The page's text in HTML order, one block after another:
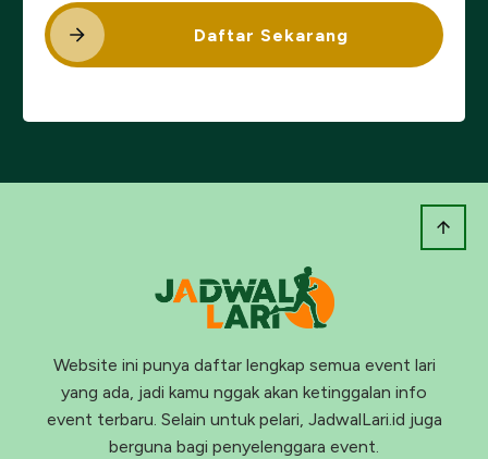
Daftar Sekarang
Website ini punya daftar lengkap semua event lari
yang ada, jadi kamu nggak akan ketinggalan info
event terbaru. Selain untuk pelari, JadwalLari.id juga
berguna bagi penyelenggara event.